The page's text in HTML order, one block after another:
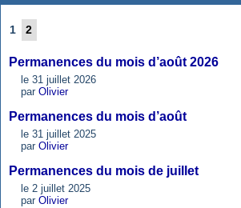
1 2
Permanences du mois d’août 2026
le 31 juillet 2026
par Olivier
Permanences du mois d’août
le 31 juillet 2025
par Olivier
Permanences du mois de juillet
le 2 juillet 2025
par Olivier